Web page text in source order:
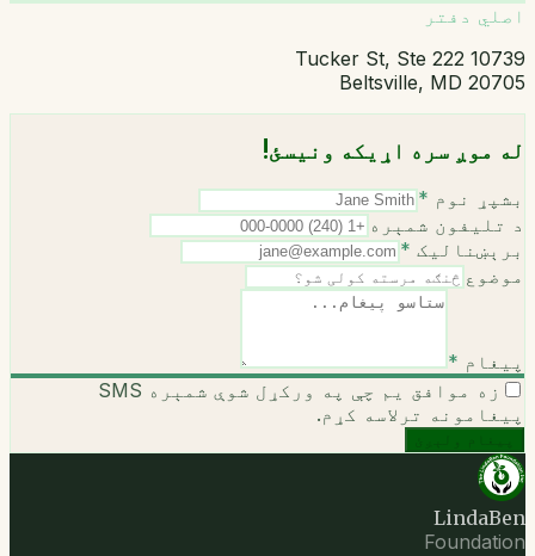
اصلي دفتر
10739 Tucker St, Ste 222
Beltsville, MD 20705
له موږ سره اړیکه ونیسئ!
بشپړ نوم *
د تلیفون شمېره
برېښنالیک *
موضوع
پیغام *
زه موافق یم چې په ورکړل شوې شمېره SMS
پیغامونه ترلاسه کړم.
LindaBen
Foundation